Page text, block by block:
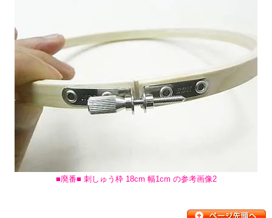
■廃番■ 刺しゅう枠 18cm 幅1cm の参考画像2